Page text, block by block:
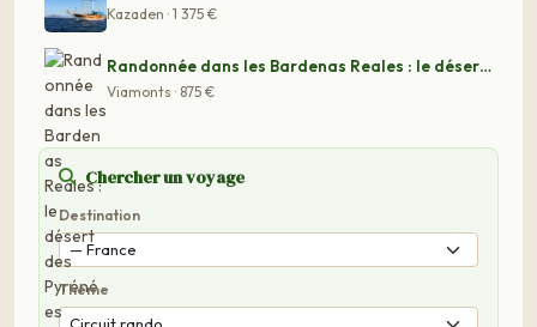
Kazaden · 1 375 €
Randonnée dans les Bardenas Reales : le désert des Pyré
Viamonts · 875 €
Chercher un voyage
Destination
Thème